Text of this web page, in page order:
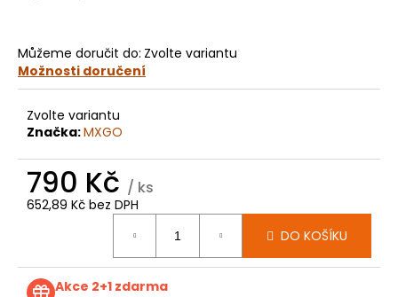
Můžeme doručit do: Zvolte variantu
Možnosti doručení
Zvolte variantu
Značka:MXGO
790 Kč / ks
652,89 Kč bez DPH
DO KOŠÍKU
Akce 2+1 zdarma
m
e
KOLEČKO
FANTIC
250
(22-
24)
E250